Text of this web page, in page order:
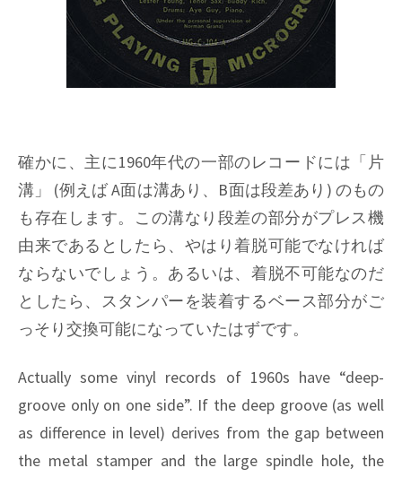
確かに、主に1960年代の一部のレコードには「片
溝」 (例えば A面は溝あり、B面は段差あり) のもの
も存在します。この溝なり段差の部分がプレス機
由来であるとしたら、やはり着脱可能でなければ
ならないでしょう。あるいは、着脱不可能なのだ
としたら、スタンパーを装着するベース部分がご
っそり交換可能になっていたはずです。
Actually some vinyl records of 1960s have “deep-
groove only on one side”. If the deep groove (as well
as difference in level) derives from the gap between
the metal stamper and the large spindle hole, the